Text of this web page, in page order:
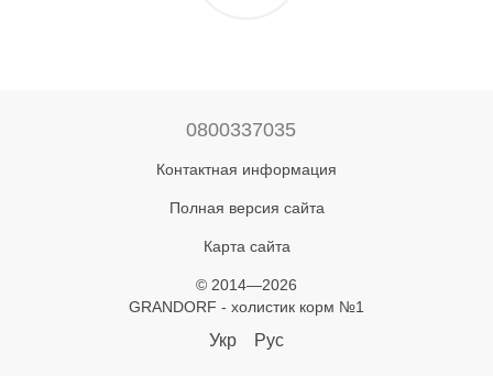
0800337035
Контактная информация
Полная версия сайта
Карта сайта
© 2014—2026
GRANDORF - холистик корм №1
Укр Рус